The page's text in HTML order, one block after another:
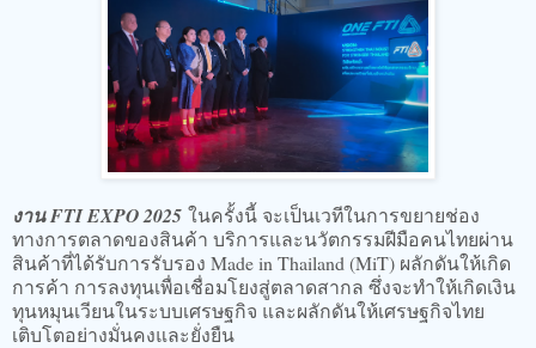
งาน FTI EXPO 2025 ในครั้งนี้ จะเป็นเวทีในการขยายช่อง
ทางการตลาดของสินค้า บริการและนวัตกรรมฝีมือคนไทยผ่าน
สินค้าที่ได้รับการรับรอง Made in Thailand (MiT) ผลักดันให้เกิด
การค้า การลงทุนเพื่อเชื่อมโยงสู่ตลาดสากล ซึ่งจะทำให้เกิดเงิน
ทุนหมุนเวียนในระบบเศรษฐกิจ และผลักดันให้เศรษฐกิจไทย
เติบโตอย่างมั่นคงและยั่งยืน